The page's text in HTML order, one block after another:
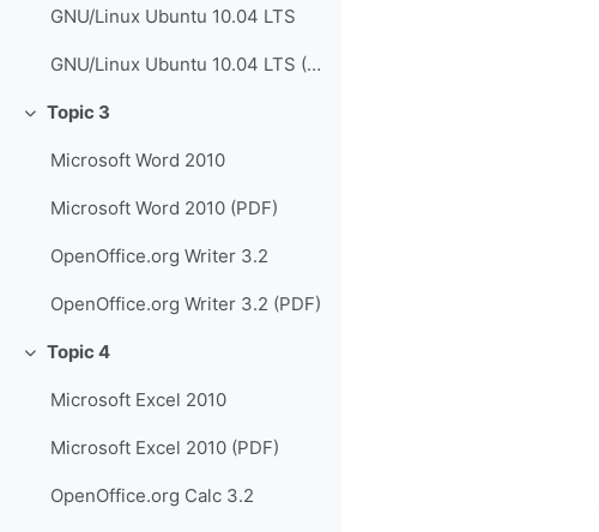
GNU/Linux Ubuntu 10.04 LTS
GNU/Linux Ubuntu 10.04 LTS (PDF)
Collapse
Topic 3
Microsoft Word 2010
Microsoft Word 2010 (PDF)
OpenOffice.org Writer 3.2
OpenOffice.org Writer 3.2 (PDF)
Collapse
Topic 4
Microsoft Excel 2010
Microsoft Excel 2010 (PDF)
OpenOffice.org Calc 3.2